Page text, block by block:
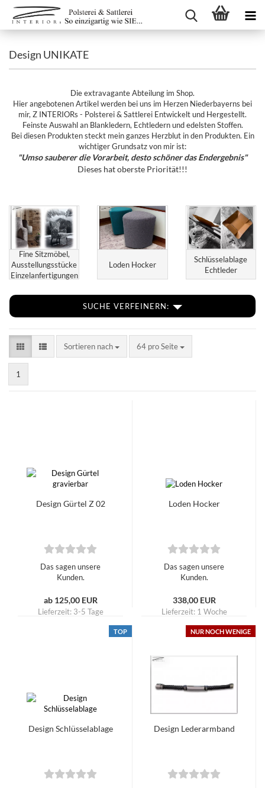
Design UNIKATE
Die extravagante Abteilung im Shop.
Hier angebotenen Artikel werden bei uns im Herzen Niederbayerns bei
mir, Z INTERIORs - Polsterei & Sattlerei Entwickelt und Hergestellt.
Feinste Auswahl an Blankledern, Echtledern und edelsten Stoffen.
Bei diesen Produkten steckt mein ganzes Herzblut in den Produkten. Ein
wichtiger Grundsatz von mir ist:
"Umso sauberer die Vorarbeit, desto schöner das Endergebnis"
Dieses hat oberste Priorität!!!
Fine Sitzmöbel,
Ausstellungsstücke
Einzelanfertigungen
Loden Hocker
Schlüsselablage
Echtleder
SUCHE VERFEINERN:
Sortieren nach
Sortieren nach 64 pro Seite
pro Seite
1
Design Gürtel Z 02
Das sagen unsere
Kunden.
ab 125,00 EUR
Lieferzeit: 3-5 Tage
Loden Hocker
Das sagen unsere
Kunden.
338,00 EUR
Lieferzeit: 1 Woche
TOP
Design Schlüsselablage
NUR NOCH WENIGE
Design Lederarmband